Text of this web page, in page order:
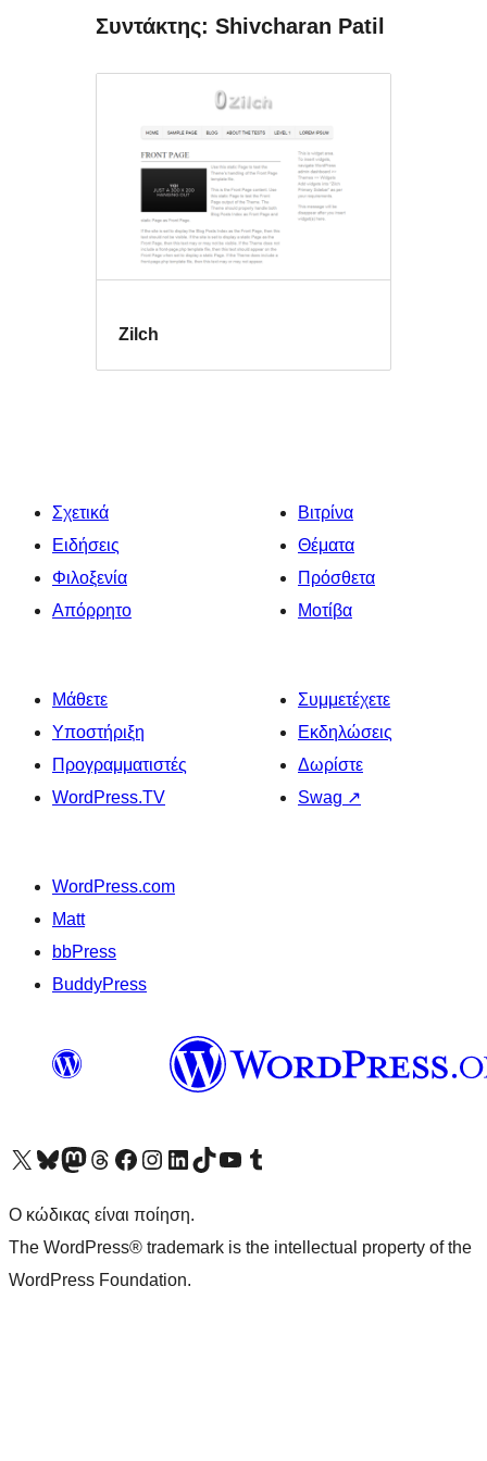
Συντάκτης: Shivcharan Patil
Zilch
Σχετικά
Ειδήσεις
Φιλοξενία
Απόρρητο
Βιτρίνα
Θέματα
Πρόσθετα
Μοτίβα
Μάθετε
Υποστήριξη
Προγραμματιστές
WordPress.TV
Συμμετέχετε
Εκδηλώσεις
Δωρίστε
Swag ↗
WordPress.com
Matt
bbPress
BuddyPress
Visit our X (formerly Twitter) account
Visit our Bluesky account
Επισκεφθείτε τον λογαριασμό μας στο Mastodon
Visit our Threads account
Επισκεφτείτε τη σελίδα μας στο Facebook
Επισκεφθείτε τον λογαριασμό μας Instagram
Επισκεφθείτε τον λογαριασμό μας LinkedIn
Visit our TikTok account
Visit our YouTube channel
Visit our Tumblr account
Ο κώδικας είναι ποίηση.
The WordPress® trademark is the intellectual property of the
WordPress Foundation.